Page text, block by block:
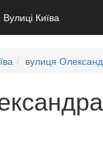
Вулиці Київа
вулиця